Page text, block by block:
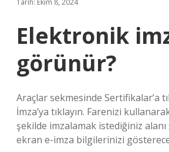
Tarih: Ekim 8, 2024
Elektronik
görünür?
Araçlar sekmesinde Sertifikalar’a
İmza’ya tıklayın. Farenizi
şekilde imzalamak istediğiniz
ekran e-imza bilgilerinizi